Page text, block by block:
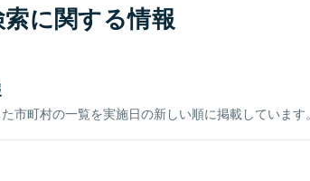
に関する情報
市町村の一覧を実施日の新しい順に掲載しています。